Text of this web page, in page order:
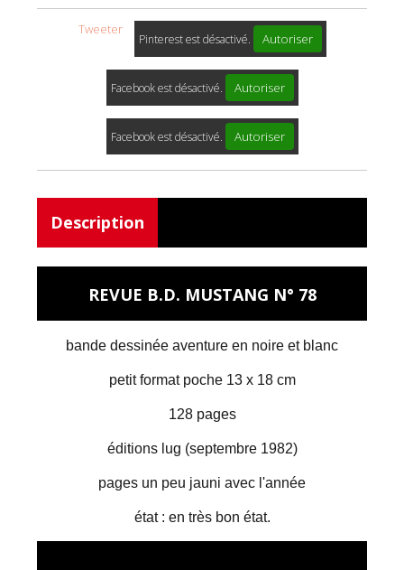
Tweeter
Pinterest est désactivé. Autoriser
Facebook est désactivé. Autoriser
Facebook est désactivé. Autoriser
Description
REVUE B.D. MUSTANG N° 78
bande dessinée aventure en noire et blanc
petit format poche 13 x 18 cm
128 pages
éditions lug (septembre 1982)
pages un peu jauni avec l'année
état : en très bon état.